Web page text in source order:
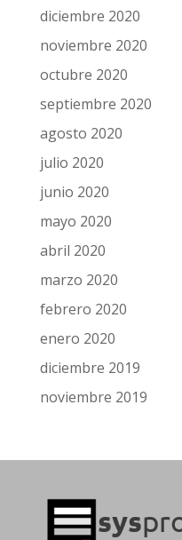
diciembre 2020
noviembre 2020
octubre 2020
septiembre 2020
agosto 2020
julio 2020
junio 2020
mayo 2020
abril 2020
marzo 2020
febrero 2020
enero 2020
diciembre 2019
noviembre 2019